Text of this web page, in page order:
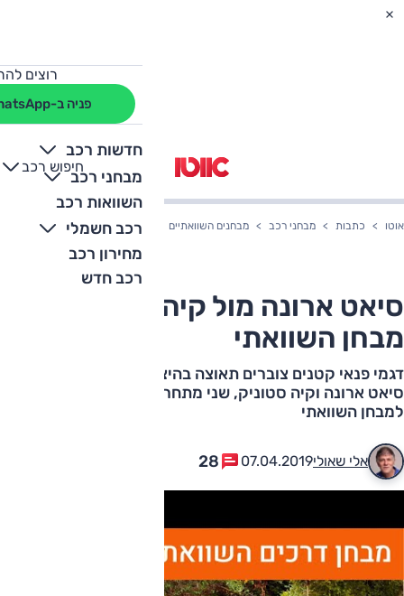
רוצים
פניה ב-WhatsApp
חדשות רכב
מבחני רכב
השוואות רכב
רכב חשמלי
מחירון רכב
רכב חדש
חיפוש רכב
+
-
אוטו כתבות מבחני רכב מבחנים השוואתיים סיאט ארונה מול קיה סטוניק -
סיאט ארונה מול קיה סטוניק -
מבחן השוואתי
דגמי פנאי קטנים צוברים תאוצה בהיצע ובמכירות. לקחנו את
סיאט ארונה וקיה סטוניק, שני מתחרים עם תכונות מובילות,
למבחן השוואתי
אלי שאולי07.04.2019
28